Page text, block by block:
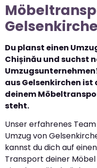
Du planst einen
Chișinău und suchst
aus Gelsenkirchen ist
deinem
steht.
Unser erfahrenes
Umzug von
kannst du dich auf
Transport deiner Möbel